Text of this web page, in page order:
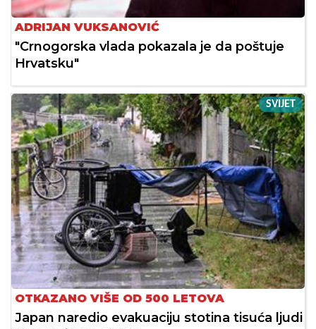
ADRIJAN VUKSANOVIĆ
"Crnogorska vlada pokazala je da poštuje
Hrvatsku"
SVIJET
OTKAZANO VIŠE OD 500 LETOVA
Japan naredio evakuaciju stotina tisuća ljudi